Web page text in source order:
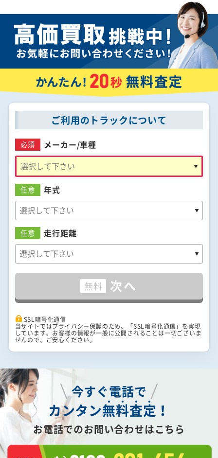
ご利用のトラックについて
必須 メーカー/車種
任意 年式
任意 走行距離
無料 次へ
SSL暗号化通信
当サイトではプライバシー保護のため、「SSL暗号化通信」を実現
しています。お客様の情報が一般に公開されることは一切ございま
せんので、ご安心ください。
今すぐ電話で
カンタン無料査定 ！
お電話でのお問い合わせはこちら